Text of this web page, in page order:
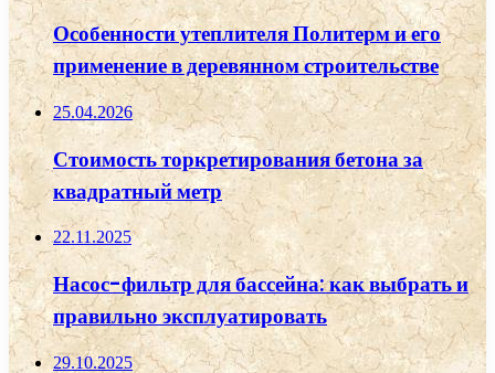
Особенности утеплителя Политерм и его
применение в деревянном строительстве
25.04.2026
Стоимость торкретирования бетона за
квадратный метр
22.11.2025
Насос-фильтр для бассейна: как выбрать и
правильно эксплуатировать
29.10.2025